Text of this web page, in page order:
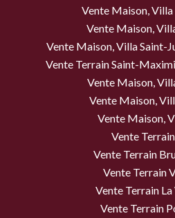
Vente Maison, Villa
Vente Maison,
Vente Maison, Villa Saint-
Vente Terrain Saint-
Vente Maison,
Vente Maison,
Vente Maison,
Vente
Vente Terrain
Vente Terrain
Vente Terrain
Vente Terrain